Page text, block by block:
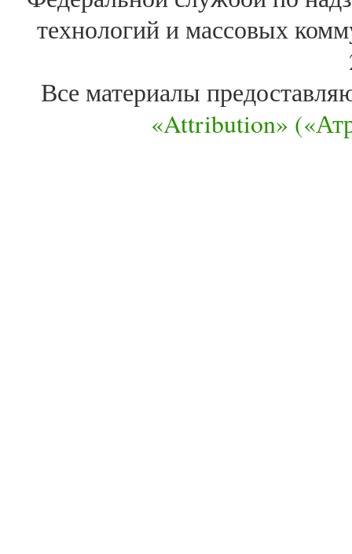
технологий и массовых
Все материалы
«Attribution»